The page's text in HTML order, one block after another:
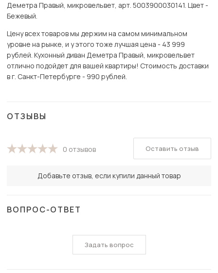
Деметра Правый, микровельвет, арт. 5003900030141. Цвет -
Бежевый.
Цену всех товаров мы держим на самом минимальном
уровне на рынке, и у этого тоже лучшая цена - 43 999
рублей. Кухонный диван Деметра Правый, микровельвет
отлично подойдет для вашей квартиры! Стоимость доставки
в г. Санкт-Петербурге - 990 рублей.
ОТЗЫВЫ
0 отзывов
Добавьте отзыв, если купили данный товар
Оставить отзыв
ВОПРОС-ОТВЕТ
Задать вопрос